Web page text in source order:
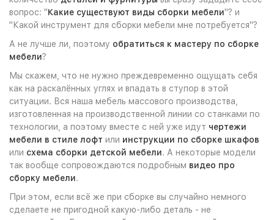
вопрос: "Какие существуют виды сборки мебели"? и
"Какой инструмент для сборки мебели мне потребуется"?
А не лучше ли, поэтому обратиться к мастеру по сборке
мебели?
Мы скажем, что не нужно преждевременно ощущать себя
как на раскалённых углях и впадать в ступор в этой
ситуации. Вся наша мебель массового производства,
изготовленная на производственной линии со станками по
технологии, а поэтому вместе с ней уже идут чертежи
мебели в стиле лофт или инструкции по сборке шкафов
или схема сборки детской мебели. А некоторые модели
так вообще сопровождаются подробным видео про
сборку мебели.
При этом, если всё же при сборке вы случайно немного
сделаете не пригодной какую-либо деталь - не